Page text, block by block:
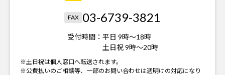
FAX 03-6739-3821
受付時間： 平日 9時～18時
土日祝 9時～20時
※土日祝は個人窓口へ転送されます。
※公費払いのご相談等、一部のお問い合わせは週明けの対応になり